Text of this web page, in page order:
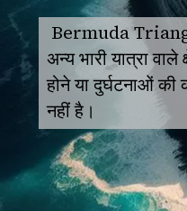
Bermuda
अन्य भारी यात्रा
होने या दुर्घटनाओं
नहीं है।